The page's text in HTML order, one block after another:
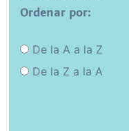
Ordenar por:
De la A a la Z
De la Z a la A